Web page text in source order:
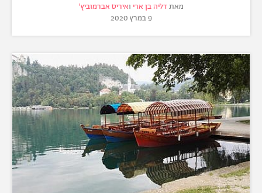
מאת דליה בן ארי ואיריס אברמוביץ'
9 במרץ 2020